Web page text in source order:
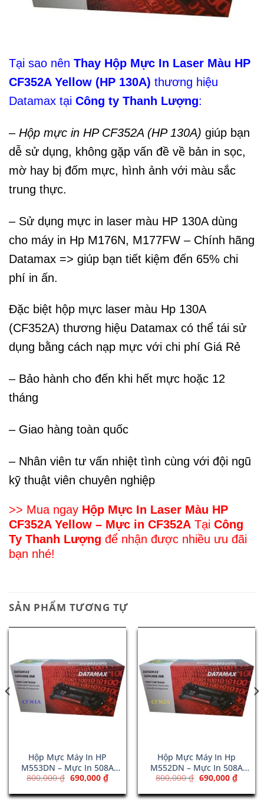
Tại sao nên Thay Hộp Mực In Laser Màu HP
CF352A Yellow (HP 130A) thương hiệu
Datamax tại Công ty Thanh Lượng:
– Hộp mực in HP CF352A (HP 130A) giúp bạn
dễ sử dụng, không gặp vấn đề về bản in sọc,
mờ hay bị đốm mực, hình ảnh với màu sắc
trung thực.
– Sử dụng mực in laser màu HP 130A dùng
cho máy in Hp M176N, M177FW – Chính hãng
Datamax => giúp bạn tiết kiệm đến 65% chi
phí in ấn.
Đặc biệt hộp mực laser màu Hp 130A
(CF352A) thương hiệu Datamax có thể tái sử
dụng bằng cách nạp mực với chi phí Giá Rẻ
– Bảo hành cho đến khi hết mực hoặc 12
tháng
– Giao hàng toàn quốc
– Nhân viên tư vấn nhiệt tình cùng với đội ngũ
kỹ thuật viên chuyên nghiệp
>> Mua ngay Hộp Mực In Laser Màu HP
CF352A Yellow – Mực in CF352A Tại Công
Ty Thanh Lượng để nhận được nhiều ưu đãi
bạn nhé!
SẢN PHẨM TƯƠNG TỰ
Hộp Mực Máy In HP
M553DN – Mực In 508A
Cyan (CF361A)
800,000₫ Giá
là:
800,000 ₫.
690,000 ₫Giá
hiện
tại
là:
Hộp Mực Máy In Hp
M552DN – Mực In 508A
Yellow (CF362A)
800,000₫ Giá
là:
800,000 ₫.
690,000 ₫Giá
hiện
tại
là: